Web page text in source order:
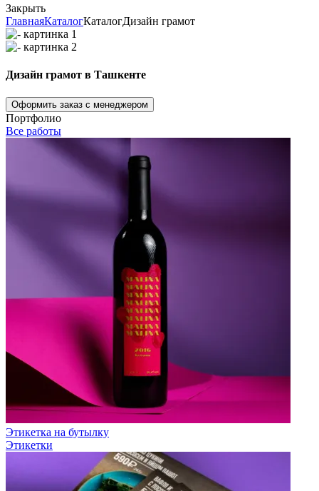
Закрыть
ГлавнаяКаталогКаталогДизайн грамот
Дизайн грамот в Ташкенте
Оформить заказ с менеджером
Портфолио
Все работы
Этикетка на бутылку
Этикетки